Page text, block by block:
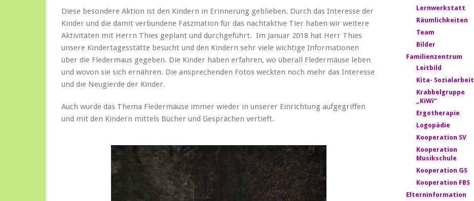
Diese besondere Aktion ist den Kindern in Erinnerung geblieben. Durch das Interesse der
Kinder und die damit verbundene Faszination für das nachtaktive Tier haben wir weitere
Aktivitäten mit Herrn Thies geplant und durchgeführt. Im Januar 2018 hat Herr Thies
unsere Kindertagesstätte besucht und den Kindern sehr viele wichtige Informationen
über die Fledermaus gegeben. Die Kinder haben erfahren, wo überall Fledermäuse leben
und wovon sie sich ernähren. Die ansprechenden Fotos weckten noch mehr das Interesse
und die Neugierde der Kinder.
Auch wurde das Thema Fledermäuse immer wieder in unserer Einrichtung aufgegriffen
und mit den Kindern mittels Bücher und Gesprächen vertieft.
Lernwerkstatt
Räumlichkeiten
Team
Bilder
Familienzentrum
Leitbild
Kita- Sozialarbeit
Krabbelgruppe
„KiWi“
Ergotherapie
Logopädie
Kooperation SV
Kooperation
Musikschule
Kooperation GS
Kooperation FBS
Elterninformation